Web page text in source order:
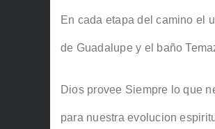
En cada etapa del camino el
de Guadalupe y el baño
Dios provee Siempre lo que
para nuestra evolucion